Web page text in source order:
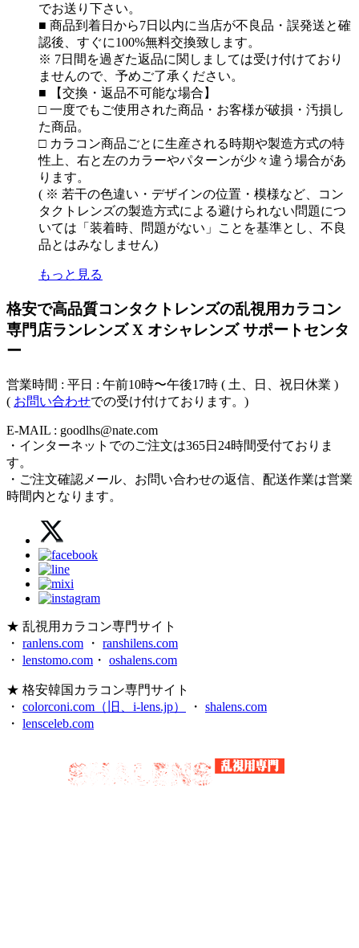
でお送り下さい。
■ 商品到着日から7日以内に当店が不良品・誤発送と確
認後、すぐに100%無料交換致します。
※ 7日間を過ぎた返品に関しましては受け付けており
ませんので、予めご了承ください。
■ 【交換・返品不可能な場合】
□ 一度でもご使用された商品・お客様が破損・汚損し
た商品。
□ カラコン商品ごとに生産される時期や製造方式の特
性上、右と左のカラーやパターンが少々違う場合があ
ります。
( ※ 若干の色違い・デザインの位置・模様など、コン
タクトレンズの製造方式による避けられない問題につ
いては「装着時、問題がない」ことを基準とし、不良
品とはみなしません)
もっと見る
格安で高品質コンタクトレンズの乱視用カラコン
専門店ランレンズ X オシャレンズ サポートセンタ
ー
営業時間 : 平日 : 午前10時〜午後17時 ( 土、日、祝日休業 )
( お問い合わせでの受け付けております。)
E-MAIL : goodlhs@nate.com
・インターネットでのご注文は365日24時間受付ておりま
す。
・ご注文確認メール、お問い合わせの返信、配送作業は営業
時間内となります。
★ 乱視用カラコン専門サイト
・ ranlens.com ・ ranshilens.com
・ lenstomo.com ・ oshalens.com
★ 格安韓国カラコン専門サイト
・ colorconi.com（旧、i-lens.jp） ・ shalens.com
・ lensceleb.com